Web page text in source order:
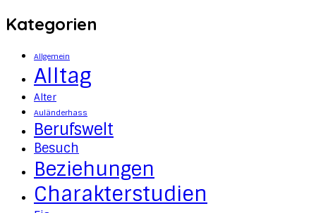
Kategorien
Allgemein
Alltag
Alter
Auländerhass
Berufswelt
Besuch
Beziehungen
Charakterstudien